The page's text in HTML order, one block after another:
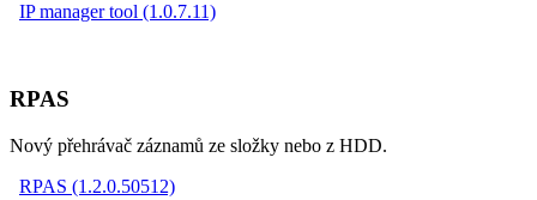
IP manager tool (1.0.7.11)
RPAS
Nový přehrávač záznamů ze složky nebo z HDD.
RPAS (1.2.0.50512)